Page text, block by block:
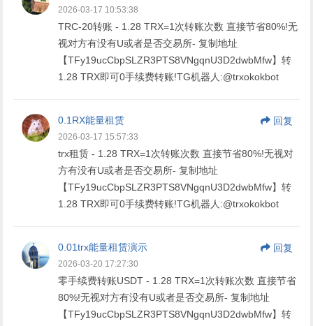
2026-03-17 10:53:38
TRC-20转账 - 1.28 TRX=1次转账次数 直接节省80%!无
视对方有没有U或者是否交易所- 复制地址
【TFy19ucCbpSLZR3PTS8VNgqnU3D2dwbMfw】转
1.28 TRX即可0手续费转账!TG机器人:@trxokokbot
0.1RX能量租赁 回复
2026-03-17 15:57:33
trx租赁 - 1.28 TRX=1次转账次数 直接节省80%!无视对
方有没有U或者是否交易所- 复制地址
【TFy19ucCbpSLZR3PTS8VNgqnU3D2dwbMfw】转
1.28 TRX即可0手续费转账!TG机器人:@trxokokbot
0.01trx能量租赁演示 回复
2026-03-20 17:27:30
零手续费转账USDT - 1.28 TRX=1次转账次数 直接节省
80%!无视对方有没有U或者是否交易所- 复制地址
【TFy19ucCbpSLZR3PTS8VNgqnU3D2dwbMfw】转